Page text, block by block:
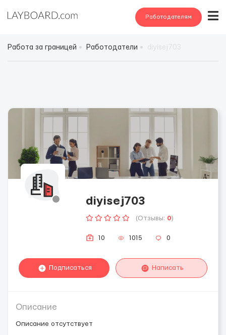
Работодателям
Работа за границей Работодатели
diyisej703
(Отзывы: 0)
10 1015 0
Подписаться Написать
Описание
Описание отсутствует